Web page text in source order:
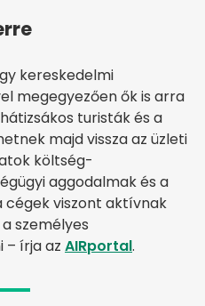
kereskedelmi
megegyezően ők is arra
turisták és a
majd vissza az üzleti
költség-
aggodalmak és a
viszont aktívnak
személyes
– írja az AIRportal.